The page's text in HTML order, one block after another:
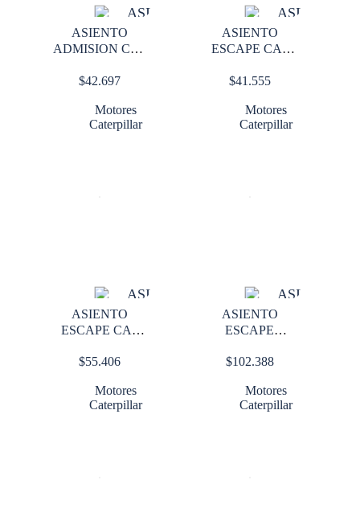
ASIENTO
ADMISION CAT
$42.697
Motores
Caterpillar
ASIENTO
ESCAPE CAT
$41.555
Motores
Caterpillar
ASIENTO
ESCAPE CAT
$55.406
Motores
Caterpillar
ASIENTO
ESCAPE
3126
$102.388
Motores
Caterpillar